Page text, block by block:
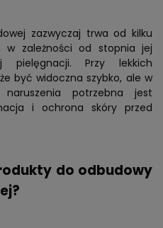
zazwyczaj trwa od kilku
zależności od stopnia jej
pielęgnacji. Przy lekkich
być widoczna szybko, ale w
naruszenia potrzebna jest
i ochrona skóry przed
do odbudowy